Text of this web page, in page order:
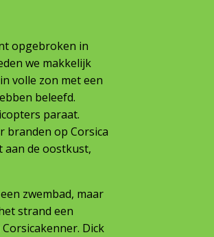
opgebroken in
we makkelijk
volle zon met een
beleefd.
paraat.
branden op Corsica
aan de oostkust,
zwembad, maar
strand een
Dick